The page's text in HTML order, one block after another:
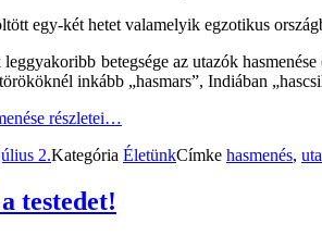
egy-két hetet valamelyik egzotikus
betegsége az utazók
inkább „hasmars”, Indiában
részletei…
2.Kategória ÉletünkCímke hasmenés,
testedet!